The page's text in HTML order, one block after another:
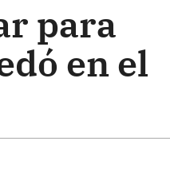
para
en el